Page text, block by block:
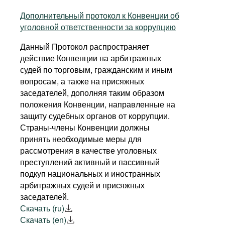
Дополнительный протокол к Конвенции об
уголовной ответственности за коррупцию
Данный Протокол распространяет
действие Конвенции на арбитражных
судей по торговым, гражданским и иным
вопросам, а также на присяжных
заседателей, дополняя таким образом
положения Конвенции, направленные на
защиту судебных органов от коррупции.
Страны-члены Конвенции должны
принять необходимые меры для
рассмотрения в качестве уголовных
преступлений активный и пассивный
подкуп национальных и иностранных
арбитражных судей и присяжных
заседателей.
Скачать (ru)
Скачать (en)